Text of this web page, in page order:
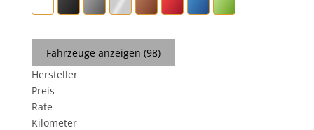
Fahrzeuge anzeigen (98)
Hersteller
Preis
Rate
Kilometer